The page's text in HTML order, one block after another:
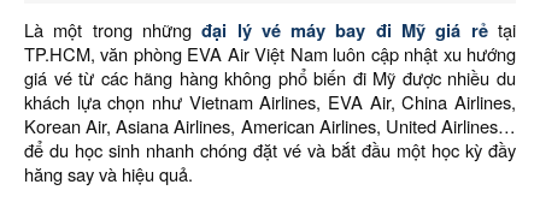
Là một trong nhữngđại lý vé máy bay đi Mỹ giá rẻtại
TP.HCM, văn phòng EVA Air Việt Nam luôn cập nhật xu hướng
giá vé từ các hãng hàng không phổ biến đi Mỹ được nhiều du
khách lựa chọn như Vietnam Airlines, EVA Air, China Airlines,
Korean Air, Asiana Airlines, American Airlines, United Airlines…
để du học sinh nhanh chóng đặt vé và bắt đầu một học kỳ đầy
hăng say và hiệu quả.